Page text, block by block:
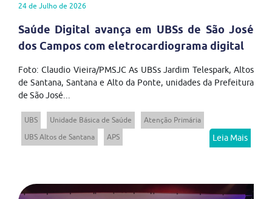
24 de Julho de 2026
Saúde Digital avança em UBSs de São José
dos Campos com eletrocardiograma digital
Foto: Claudio Vieira/PMSJC As UBSs Jardim Telespark, Altos
de Santana, Santana e Alto da Ponte, unidades da Prefeitura
de São José...
UBS Unidade Básica de Saúde
Atenção Primária
UBS Altos de Santana
APS Leia Mais